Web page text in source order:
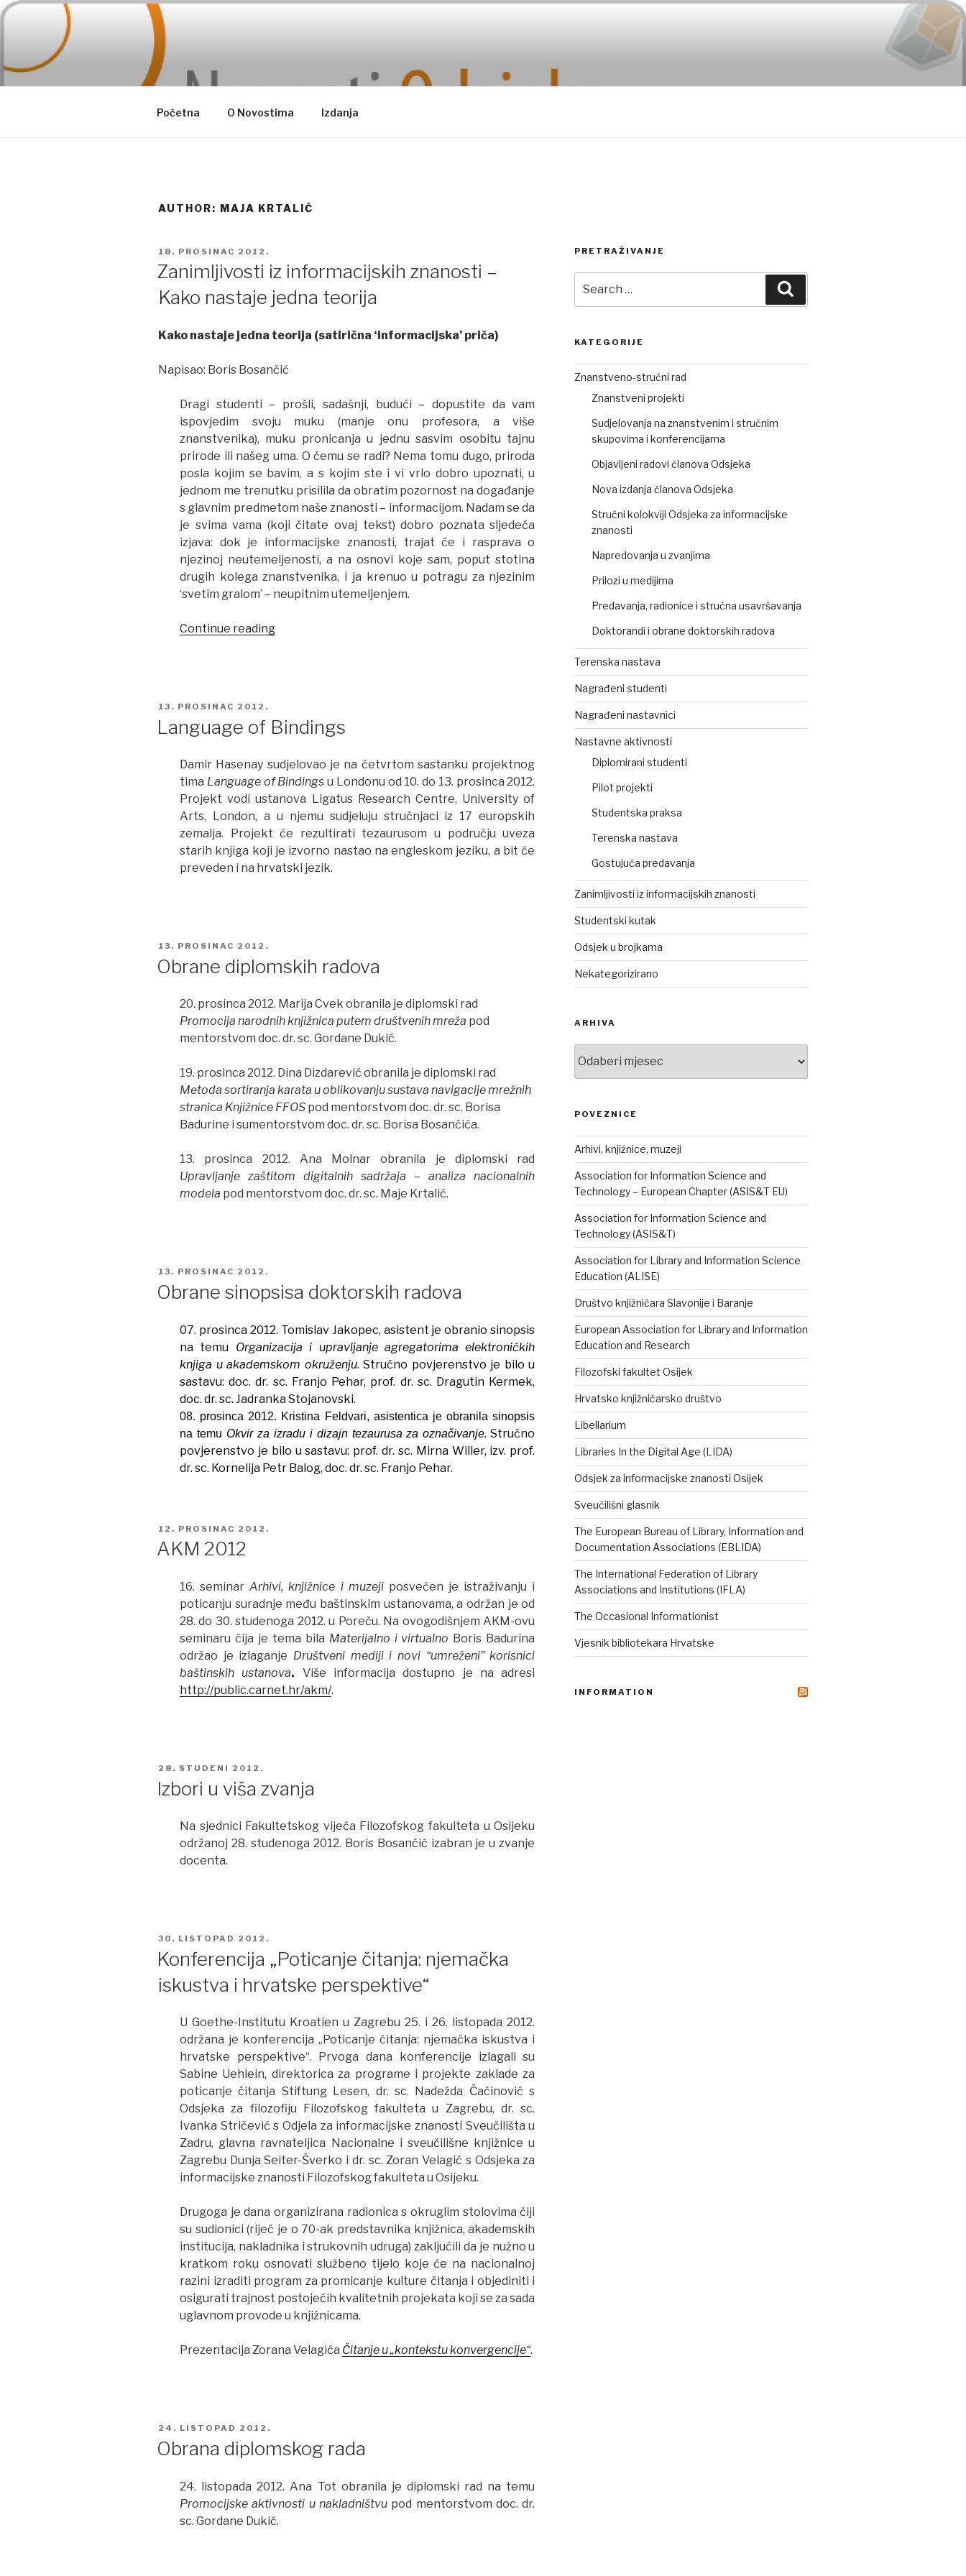
Skip
Početna O Novostima Izdanja
AUTHOR: MAJA KRTALIĆ
POSTED
ON
18. PROSINAC 2012.
Zanimljivosti iz informacijskih znanosti –
Kako nastaje jedna teorija
Kako nastaje jedna teorija (satirična ‘informacijska’ priča)
Napisao: Boris Bosančić
Dragi studenti – prošli, sadašnji, budući – dopustite da vam
ispovjedim svoju muku (manje onu profesora, a više
znanstvenika), muku pronicanja u jednu sasvim osobitu tajnu
prirode ili našeg uma. O čemu se radi? Nema tomu dugo, priroda
posla kojim se bavim, a s kojim ste i vi vrlo dobro upoznati, u
jednom me trenutku prisilila da obratim pozornost na događanje
s glavnim predmetom naše znanosti – informacijom. Nadam se da
je svima vama (koji čitate ovaj tekst) dobro poznata sljedeća
izjava: dok je informacijske znanosti, trajat će i rasprava o
njezinoj neutemeljenosti, a na osnovi koje sam, poput stotina
drugih kolega znanstvenika, i ja krenuo u potragu za njezinim
‘svetim gralom’ – neupitnim utemeljenjem.
Continue reading
nastaje
teorija”
POSTED
13. PROSINAC 2012.
Language of Bindings
Damir Hasenay sudjelovao je na četvrtom sastanku projektnog
tima Language of Bindings u Londonu od 10. do 13. prosinca 2012.
Projekt vodi ustanova Ligatus Research Centre, University of
Arts, London, a u njemu sudjeluju stručnjaci iz 17 europskih
zemalja. Projekt će rezultirati tezaurusom u području uveza
starih knjiga koji je izvorno nastao na engleskom jeziku, a bit će
preveden i na hrvatski jezik.
POSTED
ON
13. PROSINAC 2012.
Obrane diplomskih radova
20. prosinca 2012. Marija Cvek obranila je diplomski rad
Promocija narodnih knjižnica putem društvenih mreža pod
mentorstvom doc. dr. sc. Gordane Dukić.
19. prosinca 2012. Dina Dizdarević obranila je diplomski rad
Metoda sortiranja karata u oblikovanju sustava navigacije mrežnih
stranica Knjižnice FFOS pod mentorstvom doc. dr. sc. Borisa
Badurine i sumentorstvom doc. dr. sc. Borisa Bosančića.
13. prosinca 2012. Ana Molnar obranila je diplomski rad
Upravljanje zaštitom digitalnih sadržaja – analiza nacionalnih
modela pod mentorstvom doc. dr. sc. Maje Krtalić.
POSTED
ON
13. PROSINAC 2012.
Obrane sinopsisa doktorskih radova
07. prosinca 2012. Tomislav Jakopec, asistent je obranio sinopsis
na temu Organizacija i upravljanje agregatorima elektroničkih
knjiga u akademskom okruženju. Stručno povjerenstvo je bilo u
sastavu: doc. dr. sc. Franjo Pehar, prof. dr. sc. Dragutin Kermek,
doc. dr. sc. Jadranka Stojanovski.
08. prosinca 2012. Kristina Feldvari, asistentica je obranila sinopsis
na temu Okvir za izradu i dizajn tezaurusa za označivanje.Stručno
povjerenstvo je bilo u sastavu: prof. dr. sc. Mirna Willer, izv. prof.
dr. sc. Kornelija Petr Balog, doc. dr. sc. Franjo Pehar.
POSTED
ON
12. PROSINAC 2012.
AKM 2012
16. seminarArhivi, knjižnice i muzejiposvećen je istraživanju i
poticanju suradnje među baštinskim ustanovama, a održan je od
28. do 30. studenoga 2012. u Poreču. Na ovogodišnjem AKM-ovu
seminaru čija je tema bila Materijalno i virtualno Boris Badurina
održao je izlaganje Društveni mediji i novi “umreženi” korisnici
baštinskih ustanova. Više informacija dostupno je na adresi
http://public.carnet.hr/akm/.
POSTED
28. STUDENI 2012.
Izbori u viša zvanja
Na sjednici Fakultetskog vijeća Filozofskog fakulteta u Osijeku
održanoj 28. studenoga 2012. Boris Bosančić izabran je u zvanje
docenta.
POSTED
ON
30. LISTOPAD 2012.
Konferencija „Poticanje čitanja: njemačka
iskustva i hrvatske perspektive“
U Goethe-Institutu Kroatien u Zagrebu 25. i 26. listopada 2012.
održana je konferencija „Poticanje čitanja: njemačka iskustva i
hrvatske perspektive“. Prvoga dana konferencije izlagali su
Sabine Uehlein, direktorica za programe i projekte zaklade za
poticanje čitanja Stiftung Lesen, dr. sc. Nadežda Čačinović s
Odsjeka za filozofiju Filozofskog fakulteta u Zagrebu, dr. sc.
Ivanka Stričević s Odjela za informacijske znanosti Sveučilišta u
Zadru, glavna ravnateljica Nacionalne i sveučilišne knjižnice u
Zagrebu Dunja Seiter-Šverko i dr. sc. Zoran Velagić s Odsjeka za
informacijske znanosti Filozofskog fakulteta u Osijeku.
Drugoga je dana organizirana radionica s okruglim stolovima čiji
su sudionici (riječ je o 70-ak predstavnika knjižnica, akademskih
institucija, nakladnika i strukovnih udruga) zaključili da je nužno u
kratkom roku osnovati službeno tijelo koje će na nacionalnoj
razini izraditi program za promicanje kulture čitanja i objediniti i
osigurati trajnost postojećih kvalitetnih projekata koji se za sada
uglavnom provode u knjižnicama.
Prezentacija Zorana Velagića Čitanje u „kontekstu konvergencije“.
POSTED
ON
24. LISTOPAD 2012.
Obrana diplomskog rada
24. listopada 2012. Ana Tot obranila je diplomski rad na temu
Promocijske aktivnosti u nakladništvu pod mentorstvom doc. dr.
sc. Gordane Dukić.
PRETRAŽIVANJE
for:
KATEGORIJE
Znanstveno-stručni rad
Znanstveni projekti
Sudjelovanja na znanstvenim i stručnim
skupovima i konferencijama
Objavljeni radovi članova Odsjeka
Nova izdanja članova Odsjeka
Stručni kolokviji Odsjeka za informacijske
znanosti
Napredovanja u zvanjima
Prilozi u medijima
Predavanja, radionice i stručna usavršavanja
Doktorandi i obrane doktorskih radova
Terenska nastava
Nagrađeni studenti
Nagrađeni nastavnici
Nastavne aktivnosti
Diplomirani studenti
Pilot projekti
Studentska praksa
Terenska nastava
Gostujuća predavanja
Zanimljivosti iz informacijskih znanosti
Studentski kutak
Odsjek u brojkama
Nekategorizirano
ARHIVA
POVEZNICE
Arhivi, knjižnice, muzeji
Association for Information Science and
Technology – European Chapter (ASIS&T EU)
Association for Information Science and
Technology (ASIS&T)
Association for Library and Information Science
Education (ALISE)
Društvo knjižničara Slavonije i Baranje
European Association for Library and Information
Education and Research
Filozofski fakultet Osijek
Hrvatsko knjižničarsko društvo
Libellarium
Libraries In the Digital Age (LIDA)
Odsjek za informacijske znanosti Osijek
Sveučilišni glasnik
The European Bureau of Library, Information and
Documentation Associations (EBLIDA)
The International Federation of Library
Associations and Institutions (IFLA)
The Occasional Informationist
Vjesnik bibliotekara Hrvatske
INFORMATION